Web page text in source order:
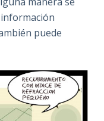
puede